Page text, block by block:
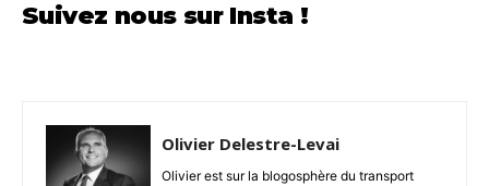
Suivez nous sur Insta !
Olivier Delestre-Levai
Olivier est sur la blogosphère du transport